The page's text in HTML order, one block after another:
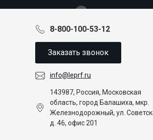
8-800-100-53-12
Заказать звонок
info@leprf.ru
143987, Россия, Московская
область, город Балашиха, мкр.
Железнодорожный, ул.
д. 46, офис 201